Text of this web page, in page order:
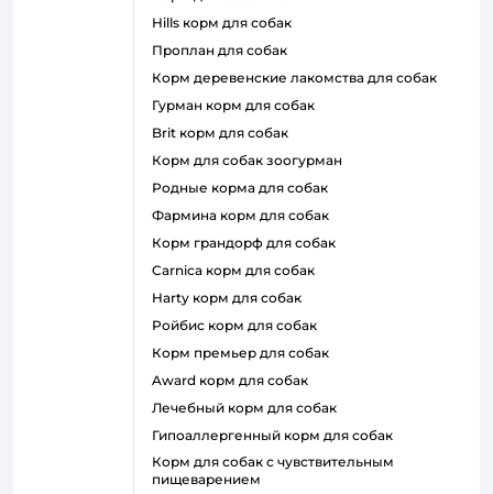
hills корм для собак
проплан для собак
корм деревенские лакомства для собак
гурман корм для собак
brit корм для собак
корм для собак зоогурман
родные корма для собак
фармина корм для собак
корм грандорф для собак
carnica корм для собак
harty корм для собак
ройбис корм для собак
корм премьер для собак
award корм для собак
лечебный корм для собак
гипоаллергенный корм для собак
корм для собак с чувствительным
пищеварением